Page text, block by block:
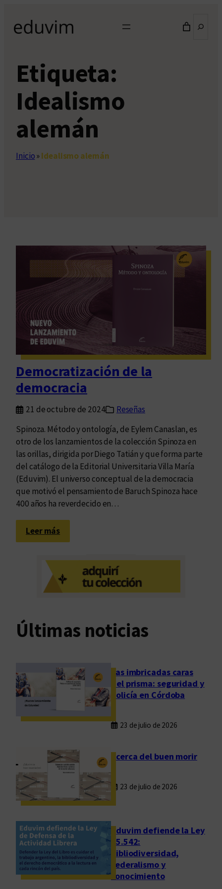
contenido
Etiqueta:
Idealismo
alemán
Inicio»Idealismo alemán
Democratización de la
democracia
21 de octubre de 2024
Reseñas
Spinoza. Método y ontología, de Eylem Canaslan, es
otro de los lanzamientos de la colección Spinoza en
las orillas, dirigida por Diego Tatián y que forma parte
del catálogo de la Editorial Universitaria Villa María
(Eduvim). El universo conceptual de la democracia
que motivó el pensamiento de Baruch Spinoza hace
400 años ha reverdecido en…
Leer más:
D
o
c
t
a
c
n
l
a
m
c
r
a
c
i
Últimas noticias
Las imbricadas caras
del prisma: seguridad y
policía en Córdoba
23 de julio de 2026
Acerca del buen morir
23 de julio de 2026
Eduvim defiende la Ley
25.542:
bibliodiversidad,
federalismo y
conocimiento